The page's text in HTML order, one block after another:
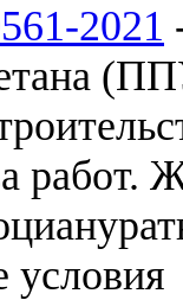
2021
работ.
условия